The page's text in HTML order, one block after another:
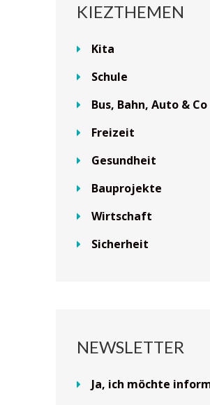
KIEZTHEMEN
Kita
Schule
Bus, Bahn, Auto & Co
Freizeit
Gesundheit
Bauprojekte
Wirtschaft
Sicherheit
NEWSLETTER
Ja, ich möchte